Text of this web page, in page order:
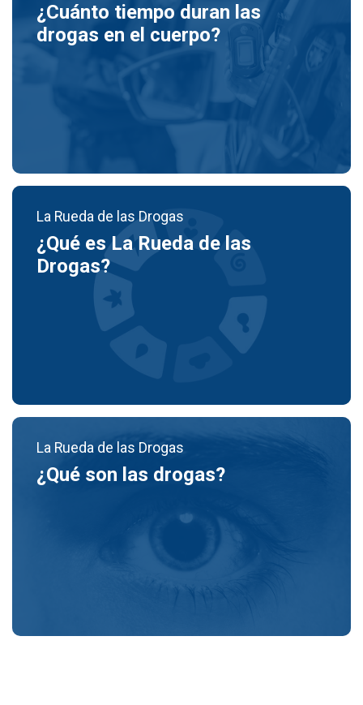
¿Cuánto tiempo duran las
drogas en el cuerpo?
La Rueda de las Drogas
¿Qué es La Rueda de las
Drogas?
La Rueda de las Drogas
¿Qué son las drogas?